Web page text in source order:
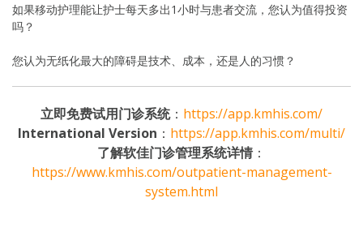
如果移动护理能让护士每天多出1小时与患者交流，您认为值得投资
吗？
您认为无纸化最大的障碍是技术、成本，还是人的习惯？
立即免费试用门诊系统： https://app.kmhis.com/
International Version ： https://app.kmhis.com/multi/
了解软佳门诊管理系统详情：
https://www.kmhis.com/outpatient-management-
system.html